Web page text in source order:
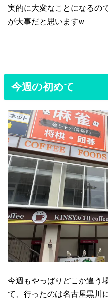
実的に大変なことになるの
が大事だと思いますw
今週の初めて
今週もやっぱりどこか違う
て、行ったのは名古屋黒川